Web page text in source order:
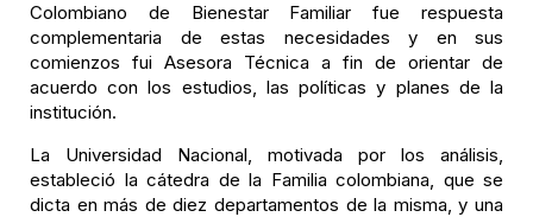
Colombiano de Bienestar Familiar fue respuesta
complementaria de estas necesidades y en sus
comienzos fui Asesora Técnica a fin de orientar de
acuerdo con los estudios, las políticas y planes de la
institución.
La Universidad Nacional, motivada por los análisis,
estableció la cátedra de la Familia colombiana, que se
dicta en más de diez departamentos de la misma, y una